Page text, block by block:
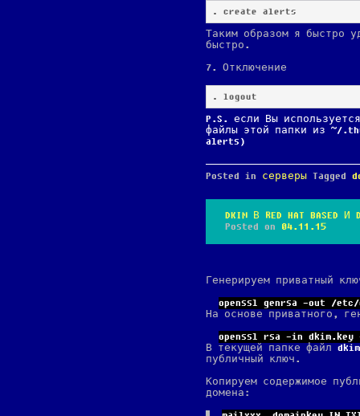
. create alerts
Таким образом я быстро
быстро.
7. Отключение
. logout
P.S. если Вы
файлы этой папки из ~/
alerts)
Posted in серверы Tagged
DKIM В RED HAT BASED И
Posted on 04.11.15
Генерируем приватный
openssl genrsa -out /
На основе приватного,
openssl rsa -in dkim.key
В текущей папке файл
публичный ключ.
Копируем содержимое
домена: